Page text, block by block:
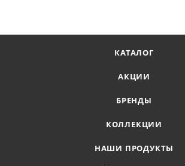
КАТАЛОГ
АКЦИИ
БРЕНДЫ
КОЛЛЕКЦИИ
НАШИ ПРОДУКТЫ